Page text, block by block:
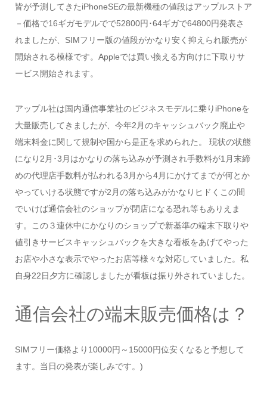
皆が予測してきたiPhoneSEの最新機種の値段はアップルストア
－価格で16ギガモデルでで52800円･64ギガで64800円発表さ
れましたが、SIMフリー版の値段がかなり安く抑えられ販売が
開始される模様です。Appleでは買い換える方向けに下取りサ
ービス開始されます。
アップル社は国内通信事業社のビジネスモデルに乗りiPhoneを
大量販売してきましたが、今年2月のキャッシュバック廃止や
端末料金に関して規制や国から是正を求められた。 現状の状態
になり2月･3月はかなりの落ち込みが予測され手数料が1月末締
めの代理店手数料が払われる3月から4月にかけてまでが何とか
やっていける状態ですが2月の落ち込みがかなりヒドくこの間
でいけば通信会社のショップが閉店になる恐れ等もありえま
す。この３連休中にかなりのショップで新基準の端末下取りや
値引きサービスキャッシュバックを大きな看板をあげてやった
お店や小さな表示でやったお店等様々な対応していました。私
自身22日夕方に確認しましたが看板は振り外されていました。
通信会社の端末販売価格は？
SIMフリー価格より10000円～15000円位安くなると予想して
ます。当日の発表が楽しみです。)